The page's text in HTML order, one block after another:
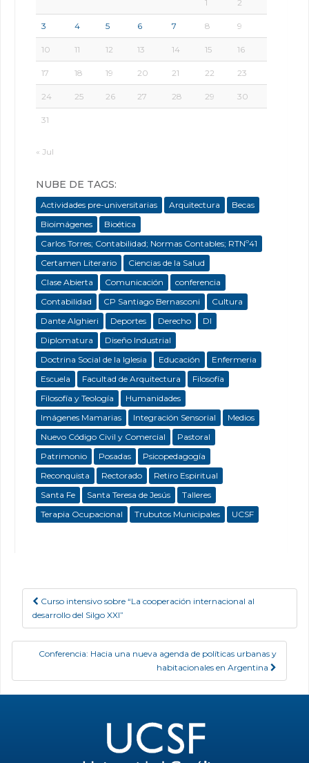
1 2
3 4 5 6 7 8 9
10 11 12 13 14 15 16
17 18 19 20 21 22 23
24 25 26 27 28 29 30
31
« Jul
NUBE DE TAGS:
Actividades pre-universitarias Arquitectura
Becas
Bioimágenes
Bioética
Carlos Torres; Contabilidad; Normas Contables; RTNº41
Certamen Literario
Ciencias de la Salud
Clase Abierta
Comunicación
conferencia
Contabilidad
CP Santiago Bernasconi
Cultura
Dante Alghieri
Deportes Derecho
DI
Diplomatura
Diseño Industrial
Doctrina Social de la Iglesia
Educación
Enfermeria
Escuela
Facultad de Arquitectura
Filosofía
Filosofía y Teología
Humanidades
Imágenes Mamarias
Integración Sensorial
Medios
Nuevo Código Civil y Comercial
Pastoral
Patrimonio
Posadas
Psicopedagogía
Reconquista
Rectorado
Retiro Espiritual
Santa Fe
Santa Teresa de Jesús
Talleres
Terapia Ocupacional
Trubutos Municipales UCSF
Post navigation
Curso intensivo sobre “La cooperación internacional al
desarrollo del Silgo XXI”
Conferencia: Hacia una nueva agenda de políticas urbanas y
habitacionales en Argentina